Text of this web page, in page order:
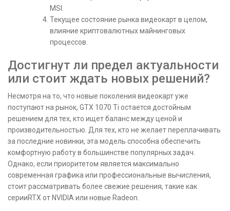
MSI.
Текущее состояние рынка видеокарт в целом,
влияние криптовалютных майнинговых
процессов.
Достигнут ли предел актуальности
или стоит ждать новых решений?
Несмотря на то, что новые поколения видеокарт уже
поступают на рынок, GTX 1070 Ti остается достойным
решением для тех, кто ищет баланс между ценой и
производительностью. Для тех, кто не желает переплачивать
за последние новинки, эта модель способна обеспечить
комфортную работу в большинстве популярных задач.
Однако, если приоритетом является максимально
современная графика или профессиональные вычисления,
стоит рассматривать более свежие решения, такие как
серииRTX от NVIDIA или новые Radeon.